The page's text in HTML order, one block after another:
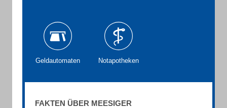
Geldautomaten Notapotheken
FAKTEN ÜBER MEESIGER